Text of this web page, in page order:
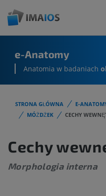
e-Anatomy
Anatomia w badaniach
STRONA GŁÓWNA E-
MÓŻDŻEK
CECHY
Cechy
Morphologia interna